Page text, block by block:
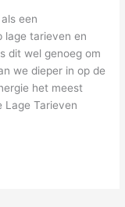
een
lage tarieven en
dit wel genoeg om
we dieper in op de
het meest
Lage Tarieven